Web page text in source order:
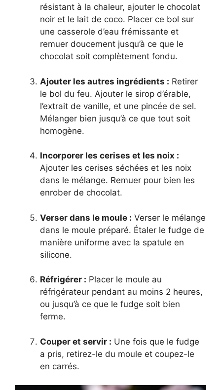
résistant à la chaleur, ajouter le chocolat
noir et le lait de coco. Placer ce bol sur
une casserole d’eau frémissante et
remuer doucement jusqu’à ce que le
chocolat soit complètement fondu.
Ajouter les autres ingrédients : Retirer
le bol du feu. Ajouter le sirop d’érable,
l’extrait de vanille, et une pincée de sel.
Mélanger bien jusqu’à ce que tout soit
homogène.
Incorporer les cerises et les noix :
Ajouter les cerises séchées et les noix
dans le mélange. Remuer pour bien les
enrober de chocolat.
Verser dans le moule : Verser le mélange
dans le moule préparé. Étaler le fudge de
manière uniforme avec la spatule en
silicone.
Réfrigérer : Placer le moule au
réfrigérateur pendant au moins 2 heures,
ou jusqu’à ce que le fudge soit bien
ferme.
Couper et servir : Une fois que le fudge
a pris, retirez-le du moule et coupez-le
en carrés.